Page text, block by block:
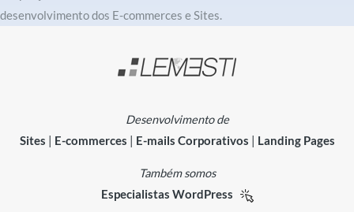
desenvolvimento dos E-commerces e Sites.
Desenvolvimento de
Sites
E-commerces E-mails Corporativos Landing Pages
Também somos
Especialistas WordPress